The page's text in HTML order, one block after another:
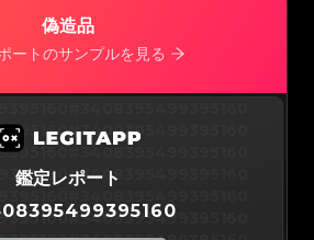
#3066123689299189
#3066123689299189
#3066123689299189
#3066123689299189
#3066123689299189
#3066123689299189
#3066123689299189
#3066123689299189
#3066123689299189
#3066123689299189
#3066123689299189
#3066123689299189
#3066123689299189
#3066123689299189
#3066123689299189
偽造品
ートのサンプルを見る
#3408395499395160
#3408395499395160
#3408395499395160
#3408395499395160
鑑定レポート